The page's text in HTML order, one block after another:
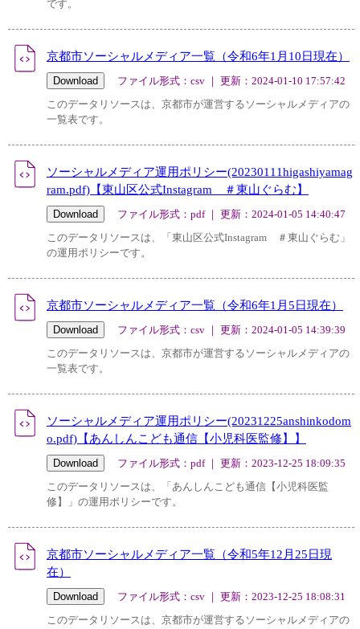
です。
京都市ソーシャルメディア一覧（令和6年1月10日現在）
ファイル形式：csv ｜ 更新：2024-01-10 17:57:42
このデータリソースは、京都市が運営するソーシャルメディアの
一覧表です。
ソーシャルメディア運用ポリシー(20230111higashiyamag
ram.pdf)【東山区公式Instagram ＃東山ぐらむ】
ファイル形式：pdf ｜ 更新：2024-01-05 14:40:47
このデータリソースは、「東山区公式Instagram ＃東山ぐらむ」
の運用ポリシーです。
京都市ソーシャルメディア一覧（令和6年1月5日現在）
ファイル形式：csv ｜ 更新：2024-01-05 14:39:39
このデータリソースは、京都市が運営するソーシャルメディアの
一覧表です。
ソーシャルメディア運用ポリシー(20231225anshinkodom
o.pdf)【あんしんこども通信【小児科医監修】】
ファイル形式：pdf ｜ 更新：2023-12-25 18:09:35
このデータリソースは、「あんしんこども通信【小児科医監
修】」の運用ポリシーです。
京都市ソーシャルメディア一覧（令和5年12月25日現
在）
ファイル形式：csv ｜ 更新：2023-12-25 18:08:31
このデータリソースは、京都市が運営するソーシャルメディアの